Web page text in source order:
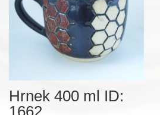
Hrnek 400 ml ID:
1662